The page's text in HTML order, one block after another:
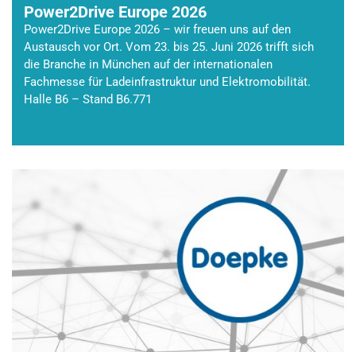
Power2Drive Europe 2026
Power2Drive Europe 2026 – wir freuen uns auf den
Austausch vor Ort. Vom 23. bis 25. Juni 2026 trifft sich
die Branche in München auf der internationalen
Fachmesse für Ladeinfrastruktur und Elektromobilität.
Halle B6 – Stand B6.771